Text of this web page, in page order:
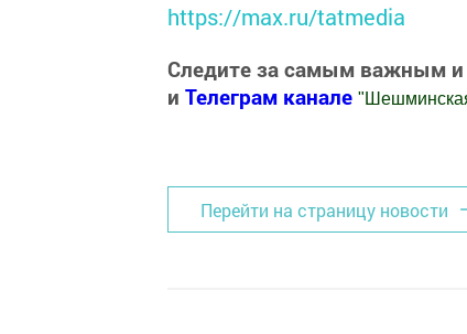
https://max.ru/tatmedia
Следите за самым важным
и Телеграм канале "
Перейти на страницу новости